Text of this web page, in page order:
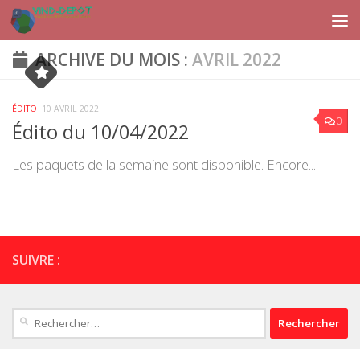
Skip to content
ARCHIVE DU MOIS : AVRIL 2022
0
ÉDITO 10 AVRIL 2022
Édito du 10/04/2022
Les paquets de la semaine sont disponible. Encore...
SUIVRE :
Rechercher :